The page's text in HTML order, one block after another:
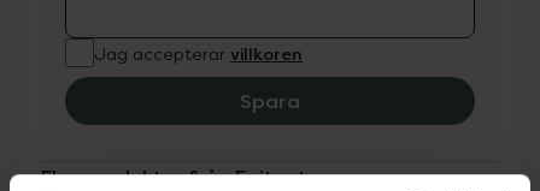
Jag accepterar villkoren
Spara
Fler produkter från Epitact